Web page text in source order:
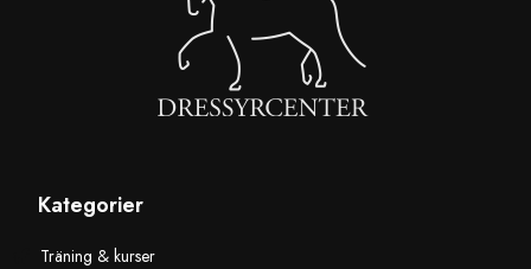
Kategorier
Träning & kurser